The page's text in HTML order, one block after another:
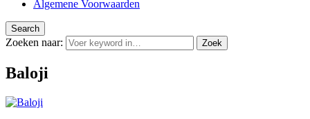
Algemene Voorwaarden
Search
Zoeken naar: Zoek
Baloji